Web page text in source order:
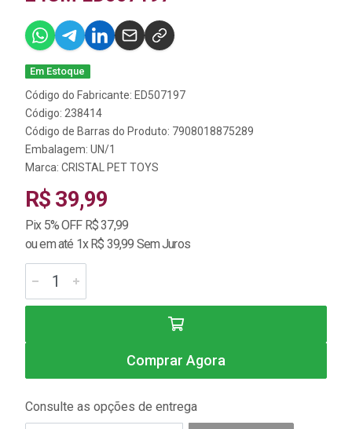
Em Estoque
Código do Fabricante: ED507197
Código: 238414
Código de Barras do Produto: 7908018875289
Embalagem: UN/1
Marca: CRISTAL PET TOYS
R$ 39,99
Pix 5% OFF R$ 37,99
ou em até 1x R$ 39,99 Sem Juros
Comprar Agora
Consulte as opções de entrega